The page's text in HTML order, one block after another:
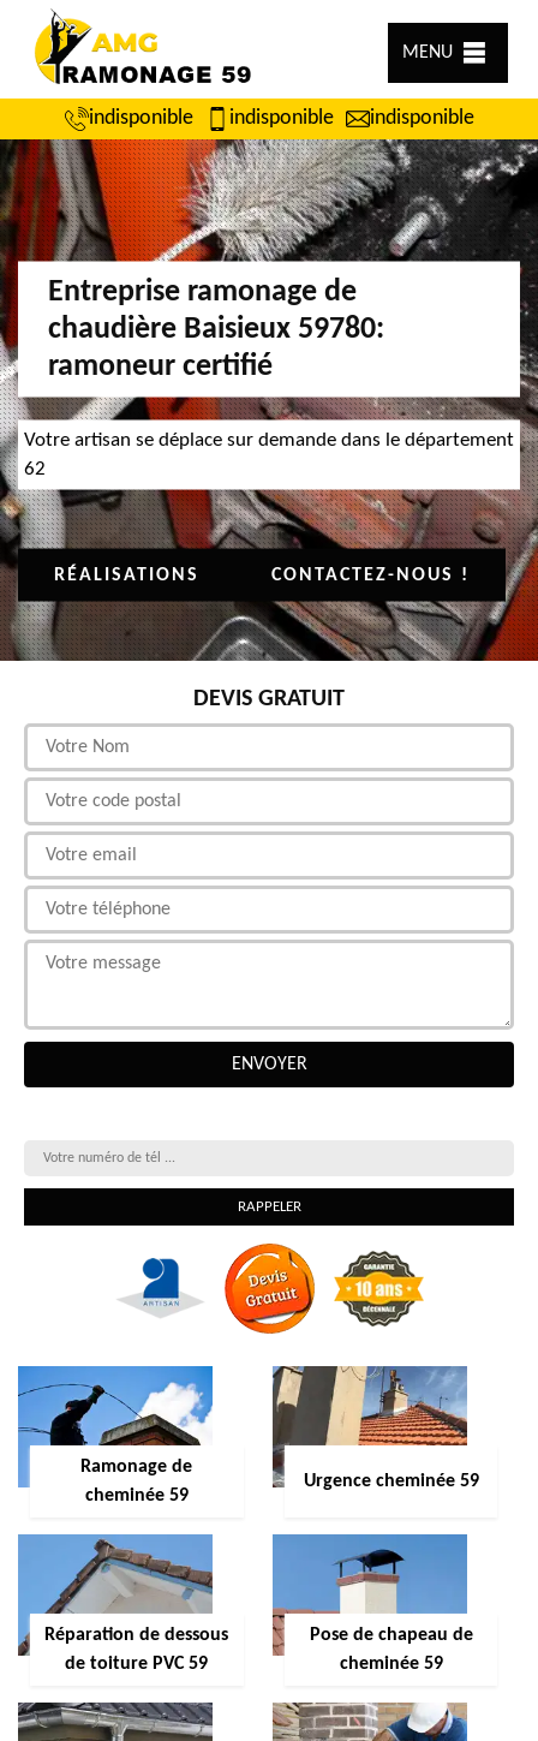
MENU
indisponible indisponible indisponible
Entreprise ramonage de
chaudière Baisieux 59780:
ramoneur certifié
Votre artisan se déplace sur demande dans le département
62
RÉALISATIONS CONTACTEZ-NOUS !
DEVIS GRATUIT
Ramonage de
cheminée 59
Urgence cheminée 59
Réparation de dessous
de toiture PVC 59
Pose de chapeau de
cheminée 59